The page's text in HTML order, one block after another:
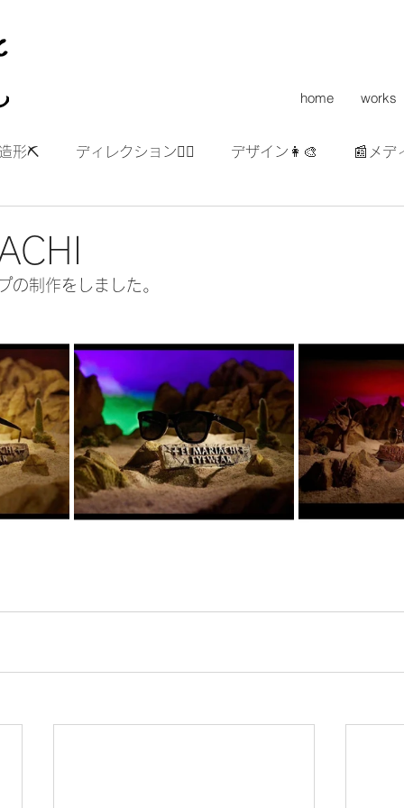
home works
形⛏ ディレクション👯‍♀️ デザイン👩‍🎨 📰メデ
の制作をしました。